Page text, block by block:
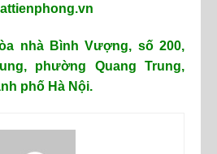
nhà Bình Vượng, số 200,
phường Quang Trung,
phố Hà Nội.